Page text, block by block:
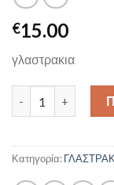
€15.00
γλαστρακια
ΚΟΚΚΙΝΟ
Κατηγορία: